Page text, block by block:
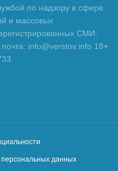
по надзору в сфере
и массовых
СМИ:
info@verstov.info 18+
персональных данных